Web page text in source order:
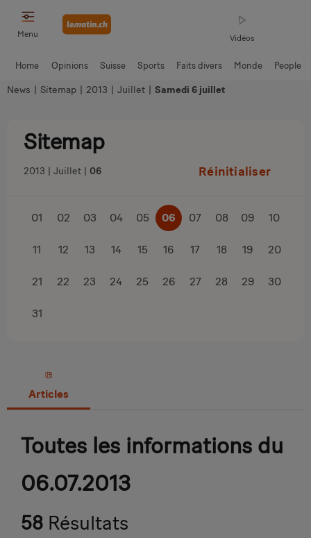
Menu
Home Opinions Suisse Sports Faits divers Monde People
Vidéos
News | Sitemap | 2013 | Juillet | Samedi 6 juillet
Sitemap
2013 Juillet 06 Réinitialiser
01 02 03 04 05 06 07 08 09 10
11 12 13 14 15 16 17 18 19 20
21 22 23 24 25 26 27 28 29 30
31
Articles
Toutes les informations du
06.07.2013
58 Résultats